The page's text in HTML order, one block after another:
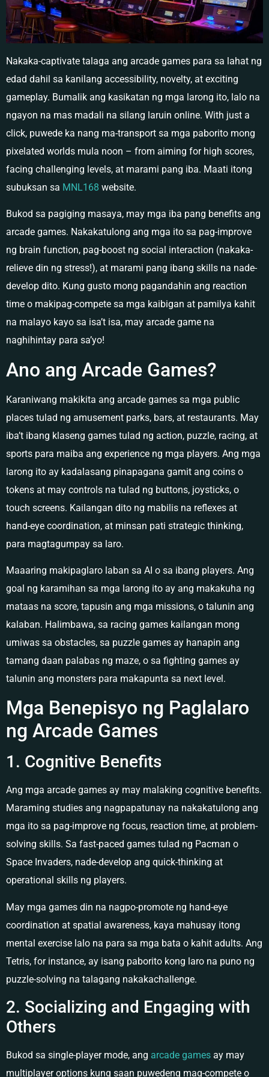
Nakaka-captivate talaga ang arcade games para sa lahat ng
edad dahil sa kanilang accessibility, novelty, at exciting
gameplay. Bumalik ang kasikatan ng mga larong ito, lalo na
ngayon na mas madali na silang laruin online. With just a
click, puwede ka nang ma-transport sa mga paborito mong
pixelated worlds mula noon – from aiming for high scores,
facing challenging levels, at marami pang iba. Maati itong
subuksan sa MNL168 website.
Bukod sa pagiging masaya, may mga iba pang benefits ang
arcade games. Nakakatulong ang mga ito sa pag-improve
ng brain function, pag-boost ng social interaction (nakaka-
relieve din ng stress!), at marami pang ibang skills na nade-
develop dito. Kung gusto mong pagandahin ang reaction
time o makipag-compete sa mga kaibigan at pamilya kahit
na malayo kayo sa isa’t isa, may arcade game na
naghihintay para sa’yo!
Ano ang Arcade Games?
Karaniwang makikita ang arcade games sa mga public
places tulad ng amusement parks, bars, at restaurants. May
iba’t ibang klaseng games tulad ng action, puzzle, racing, at
sports para maiba ang experience ng mga players. Ang mga
larong ito ay kadalasang pinapagana gamit ang coins o
tokens at may controls na tulad ng buttons, joysticks, o
touch screens. Kailangan dito ng mabilis na reflexes at
hand-eye coordination, at minsan pati strategic thinking,
para magtagumpay sa laro.
Maaaring makipaglaro laban sa AI o sa ibang players. Ang
goal ng karamihan sa mga larong ito ay ang makakuha ng
mataas na score, tapusin ang mga missions, o talunin ang
kalaban. Halimbawa, sa racing games kailangan mong
umiwas sa obstacles, sa puzzle games ay hanapin ang
tamang daan palabas ng maze, o sa fighting games ay
talunin ang monsters para makapunta sa next level.
Mga Benepisyo ng Paglalaro
ng Arcade Games
1. Cognitive Benefits
Ang mga arcade games ay may malaking cognitive benefits.
Maraming studies ang nagpapatunay na nakakatulong ang
mga ito sa pag-improve ng focus, reaction time, at problem-
solving skills. Sa fast-paced games tulad ng Pacman o
Space Invaders, nade-develop ang quick-thinking at
operational skills ng players.
May mga games din na nagpo-promote ng hand-eye
coordination at spatial awareness, kaya mahusay itong
mental exercise lalo na para sa mga bata o kahit adults. Ang
Tetris, for instance, ay isang paborito kong laro na puno ng
puzzle-solving na talagang nakakachallenge.
2. Socializing and Engaging with
Others
Bukod sa single-player mode, ang arcade games ay may
multiplayer options kung saan puwedeng mag-compete o